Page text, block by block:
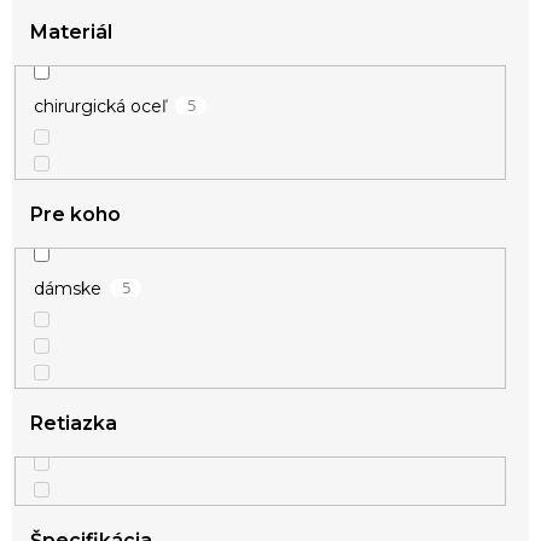
zlatá 1
Materiál
chirurgická oceľ 5
Pre koho
dámske 5
Retiazka